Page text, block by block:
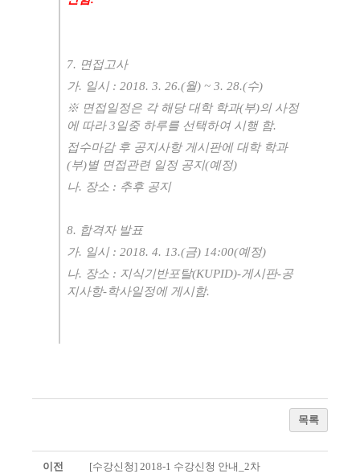
7. 면접고사
가. 일시 : 2018. 3. 26.(월) ~ 3. 28.(수)
※ 면접일정은 각 해당 대학 학과(부)의 사정
에 따라 3일중 하루를 선택하여 시행 함.
접수마감 후 공지사항 게시판에 대학 학과
(부)별 면접관련 일정 공지(예정)
나. 장소 : 추후 공지
8. 합격자 발표
가. 일시 : 2018. 4. 13.(금) 14:00(예정)
나. 장소 : 지식기반포탈(KUPID)-게시판-공
지사항-학사일정에 게시함.
목록
이전 [수강신청] 2018-1 수강신청 안내_2차